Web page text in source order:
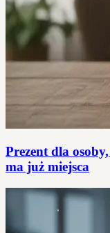
Prezent dla
ma już miejsca